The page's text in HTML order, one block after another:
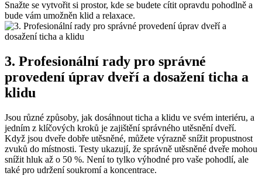
Snažte​ se‍ vytvořit si prostor, kde se budete cítit opravdu⁣ pohodlně a
bude vám‌ umožněn klid a ⁢relaxace.
3. Profesionální rady pro správné
provedení úprav dveří a dosažení ticha ‌a
klidu
Jsou různé⁣ způsoby, ⁤jak dosáhnout ticha a klidu ve svém interiéru, a
jedním z⁢ klíčových kroků je zajištění správného‌ utěsnění dveří.
Když jsou dveře dobře​ utěsněné, můžete výrazně snížit⁤ propustnost
zvuků do místnosti. ⁣Testy⁢ ukazují, že správně utěsněné dveře‍ mohou
snížit hluk až o 50 %. Není‌ to tylko výhodné pro vaše pohodlí, ale
také pro udržení soukromí ⁣a ⁤koncentrace.